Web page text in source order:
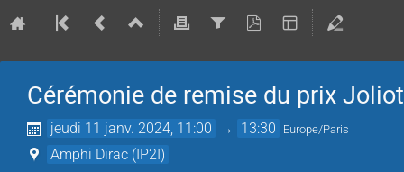
Cérémonie de remise du prix
jeudi 11 janv. 2024, 11:00 → 13:30 Europe/Paris
Amphi Dirac (IP2I)